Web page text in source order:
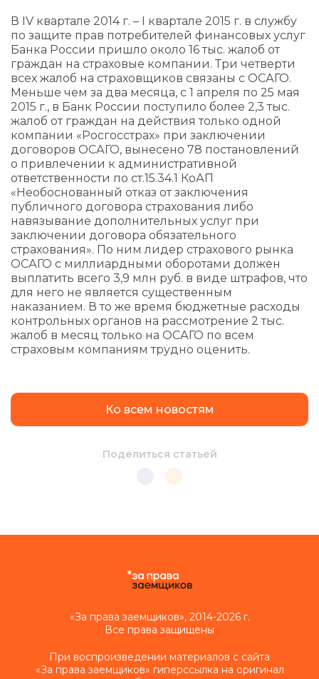
В IV квартале 2014 г. – I квартале 2015 г. в службу
по защите прав потребителей финансовых услуг
Банка России пришло около 16 тыс. жалоб от
граждан на страховые компании. Три четверти
всех жалоб на страховщиков связаны с ОСАГО.
Меньше чем за два месяца, с 1 апреля по 25 мая
2015 г., в Банк России поступило более 2,3 тыс.
жалоб от граждан на действия только одной
компании «Росгосстрах» при заключении
договоров ОСАГО, вынесено 78 постановлений
о привлечении к административной
ответственности по ст.15.34.1 КоАП
«Необоснованный отказ от заключения
публичного договора страхования либо
навязывание дополнительных услуг при
заключении договора обязательного
страхования». По ним лидер страхового рынка
ОСАГО с миллиардными оборотами должен
выплатить всего 3,9 млн руб. в виде штрафов, что
для него не является существенным
наказанием. В то же время бюджетные расходы
контрольных органов на рассмотрение 2 тыс.
жалоб в месяц только на ОСАГО по всем
страховым компаниям трудно оценить.
Ко всем новостям
Поделиться статьей
«За права заемщиков», 2014-2026 г.
Все права защищены
При воспроизведении материалов с сайта
«За права заемщиков» гиперссылка на оригинал